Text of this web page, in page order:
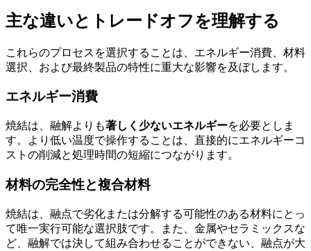
主な違いとトレードオフを理解する
これらのプロセスを選択することは、エネルギー消費、材料
選択、および最終製品の特性に重大な影響を及ぼします。
エネルギー消費
焼結は、融解よりも著しく少ないエネルギーを必要としま
す。より低い温度で操作することは、直接的にエネルギーコ
ストの削減と処理時間の短縮につながります。
材料の完全性と複合材料
焼結は、融点で劣化または分解する可能性のある材料にとっ
て唯一実行可能な選択肢です。また、金属やセラミックスな
ど、融解では決して組み合わせることができない、融点が大